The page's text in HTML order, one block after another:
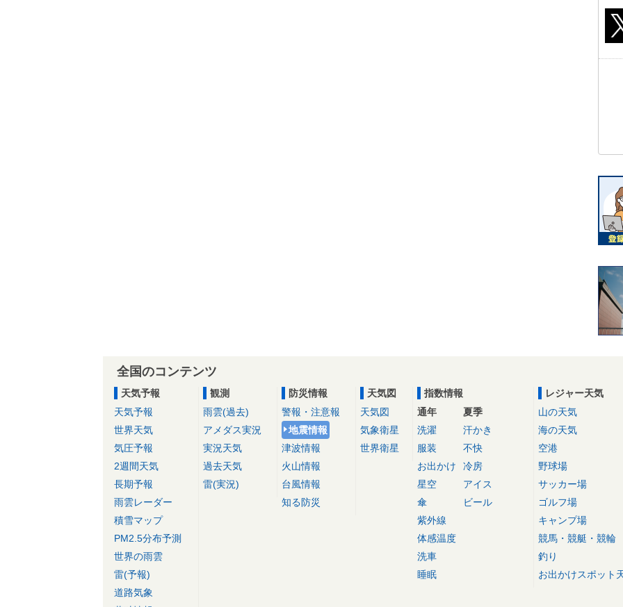
全国のコンテンツ
天気予報
天気予報
世界天気
気圧予報
2週間天気
長期予報
雨雲レーダー
積雪マップ
PM2.5分布予測
世界の雨雲
雷(予報)
道路気象
観測
雨雲(過去)
アメダス実況
実況天気
過去天気
雷(実況)
防災情報
警報・注意報
地震情報
津波情報
火山情報
台風情報
知る防災
天気図
天気図
気象衛星
世界衛星
指数情報
通年
洗濯
服装
お出かけ
星空
傘
紫外線
体感温度
洗車
睡眠
夏季
汗かき
不快
冷房
アイス
ビール
レジャー天気
山の天気
海の天気
空港
野球場
サッカー場
ゴルフ場
キャンプ場
競馬・競艇・競輪
釣り
お出かけスポット